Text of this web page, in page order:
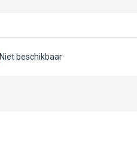
Niet beschikbaar